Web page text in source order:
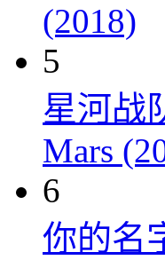
(2018)
5
星河战
Mars
6
你的名